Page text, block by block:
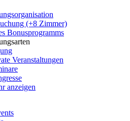
(+8 Zimmer)
Bonusprogramms
Veranstaltungen
anzeigen